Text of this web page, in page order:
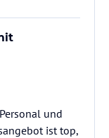
und
ist top,